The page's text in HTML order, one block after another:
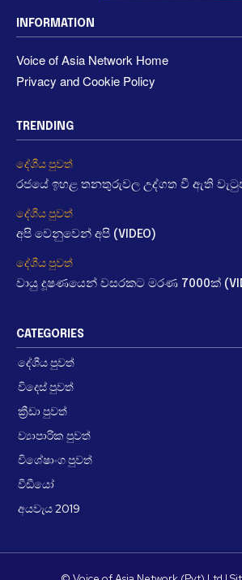
INFORMATION
Voice of Asia Network Home
Privacy and Cookie Policy
TRENDING
දේශීය පුවත්
රජයේ ඉහළ තනතුරුවල උද්ගත වී ඇති වැටුප්
දේශීය පුවත්
අපි වෙනුවෙන් අපි (VIDEO)
දේශීය පුවත්
වායු දූෂණයෙන් වසරකට මරණ 7000ක්
CATEGORIES
දේශීය පුවත්
විදෙස් පුවත්
ක්‍රීඩා පුවත්
ව්‍යාපාරික පුවත්
විශේෂාංග පුවත්
වීඩීයෝ
අයවැය 2019